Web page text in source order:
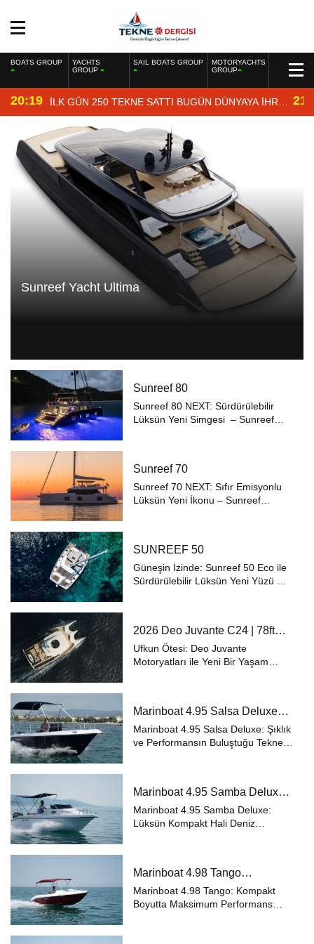
BOATS GROUP
YACHTS
GROUP
SAIL BOATS GROUP
MOTORYACHTS
GROUP
20:19 İLK GÜN 250 TEKNE SATTI BUGÜN DÜNYAYA İHRAÇ
EDİYOR
Sunreef Yacht Ultima
Sunreef 80
Sunreef 80 NEXT: Sürdürülebilir
Lüksün Yeni Simgesi – Sunreef
yeniden tanımlıyor. Çevre dostu
Eco versiyo...
Sunreef 70
Sunreef 70 NEXT: Sıfır Emisyonlu
Lüksün Yeni İkonu – Sunreef
sürdürülebilirlik, estetik ve
performansı yeni...
SUNREEF 50
Güneşin İzinde: Sunreef 50 Eco ile
Sürdürülebilir Lüksün Yeni Yüzü ⚓
denizde karbon ayak izinizi
minimum...
2026 Deo Juvante C24 | 78ft
Explorer Power Catamaran
Ufkun Ötesi: Deo Juvante
Motoryatları ile Yeni Bir Yaşam
birleştiren Deo Juvante, “Your life
beyo...
Marinboat 4.95 Salsa Deluxe
Özellikleri ve Fiyatları – A Sınıfı
Lüks Tekne
Marinboat 4.95 Salsa Deluxe: Şıklık
ve Performansın Buluştuğu Tekne
premium donanımıyla küçük
boyut...
Marinboat 4.95 Samba Deluxe
Özellikleri ve Fiyatları – A Sınıfı
Lüks Tekne
Marinboat 4.95 Samba Deluxe:
Lüksün Kompakt Hali Deniz
premium donanımıyla küçük
boyutlarda büyük konfor ...
Marinboat 4.98 Tango
Özellikleri ve Fiyatları – A Sınıfı
Kompakt Tekne
Marinboat 4.98 Tango: Kompakt
Boyutta Maksimum Performans